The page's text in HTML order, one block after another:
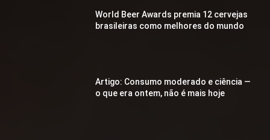
World Beer Awards premia 12 cervejas
brasileiras como melhores do mundo
Artigo: Consumo moderado e ciência —
o que era ontem, não é mais hoje